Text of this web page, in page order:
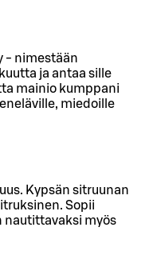
- nimestään
ja antaa sille
mainio kumppani
miedoille
Kypsän sitruunan
Sopii
nautittavaksi myös